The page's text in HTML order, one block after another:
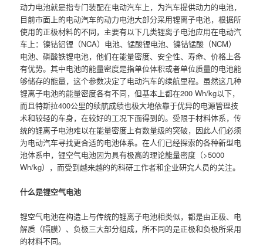
动力电池就是指专门装配在电动汽车上，为汽车提供动力的电池，
目前市面上的电动汽车的动力电池大部分采用锂离子电池，根据所
使用的正极材料的不同，主要有以下几类锂离子电池应用在电动汽
车上：镍钴铝锂（NCA）电池、锰酸锂电池、镍钴锰酸（NCM）
电池、磷酸铁锂电池，他们在能量密度、安全性、寿命、价格上各
有优势。其中电池的能量密度是指单位体积或者单位质量的电池能
够储存的能量，这个参数决定了电动汽车的续航里程。虽然这几种
锂离子电池的能量密度各有不同，但基本上都在200 Wh/kg以下，
而且特斯拉400公里的续航成绩也极大地依靠于优异的电源管理技
术和较轻的车身，在较好的工况下面得到的。受限于材料体系，传
统的锂离子电池难以在能量密度上有数量级的突破，因此人们必须
为电动汽车寻找更合适的电池体系。在人们已经探索的各种新型电
池体系中，锂空气电池因为具有极高的理论能量密度（>5000
Wh/kg），而受到越来越的的科研工作者和企业研究人员的关注。
什么是锂空气电池
锂空气电池在构造上与传统的锂离子电池相类似，都是由正极、电
解质（隔膜）、负极三大部分组成，所不同的是正极和负极所采用
的材料不同。